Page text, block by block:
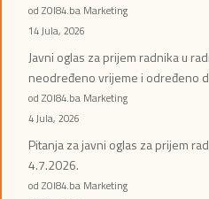
od ZOI84.ba Marketing
14 Jula, 2026
Javni oglas za prijem radnika u
neodređeno vrijeme i određeno
od ZOI84.ba Marketing
4 Jula, 2026
Pitanja za javni oglas za prijem
4.7.2026.
od ZOI84.ba Marketing